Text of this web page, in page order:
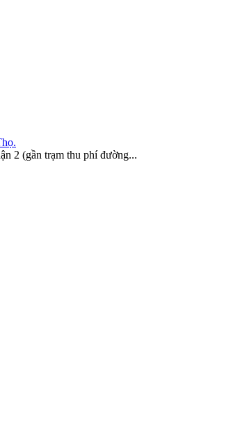
2 (gần trạm thu phí đường...